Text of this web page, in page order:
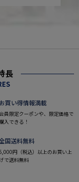
長
お買い得情報満載
会員限定クーポンや、限定価格で
購入できる！
国送料無料
円（税込）以上のお買い上
げで送料無料